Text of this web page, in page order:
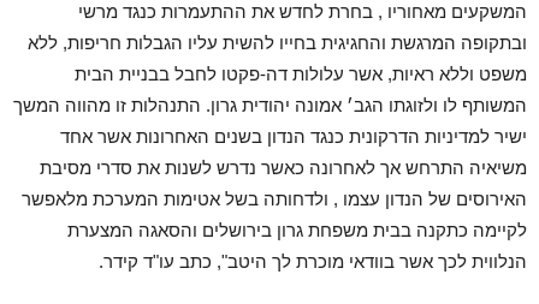
המשקעים מאחוריו , בחרת לחדש את ההתעמרות כנגד מרשי
ובתקופה המרגשת והחגיגית בחייו להשית עליו הגבלות חריפות, ללא
משפט וללא ראיות, אשר עלולות דה-פקטו לחבל בבניית הבית
המשותף לו ולזוגתו הגב׳ אמונה יהודית גרון. התנהלות זו מהווה המשך
ישיר למדיניות הדרקונית כנגד הנדון בשנים האחרונות אשר אחד
משיאיה התרחש אך לאחרונה כאשר נדרש לשנות את סדרי מסיבת
האירוסים של הנדון עצמו , ולדחותה בשל אטימות המערכת מלאפשר
לקיימה כתקנה בבית משפחת גרון בירושלים והסאגה המצערת
הנלווית לכך אשר בוודאי מוכרת לך היטב", כתב עו"ד קידר.